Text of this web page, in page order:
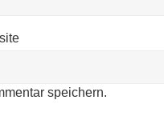
speichern.